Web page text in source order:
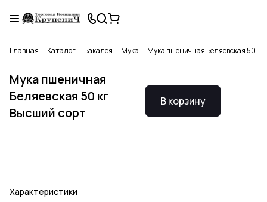
Главная Каталог Бакалея Мука Мука пшеничная Беляевская 50 кг
Мука пшеничная
Беляевская 50 кг
Высший сорт
Характеристики
В корзину